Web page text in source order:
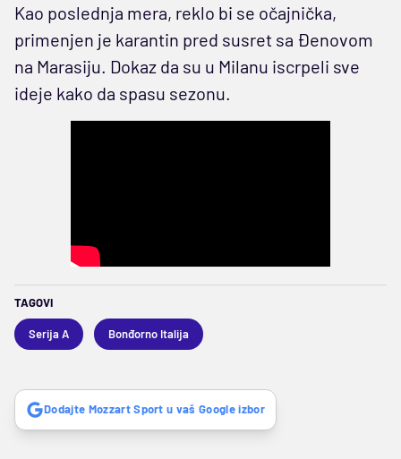
Kao poslednja mera, reklo bi se očajnička,
primenjen je karantin pred susret sa Đenovom
na Marasiju. Dokaz da su u Milanu iscrpeli sve
ideje kako da spasu sezonu.
TAGOVI
Serija A Bonđorno Italija
Dodajte Mozzart Sport u vaš Google izbor